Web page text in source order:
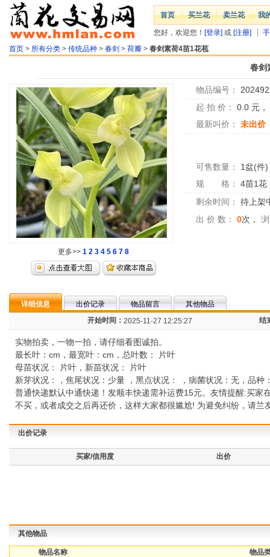
首页 买兰花 卖兰花 我
您好，欢迎您！ [登录] 或 [注册]
首页 > 所有分类 > 传统品种 > 春剑 > 荷瓣 > 春剑素荷4苗1花苞
春剑
更多>> 1 2 3 4 5 6 7 8
物品编号：
起 拍 价：
0.0 元，
最新叫价：
未出价
可售数量： 1盆(件)
规 格：
4苗1花
剩余时间：
待上架
出 价 数：
0次，
详细信息 出价记录 物品留言
其他物品
开始时间： 2025-11-27 12:25:27 结
实物拍卖，一物一拍，请仔细看图诚拍。
最长叶：cm，最宽叶：cm，总叶数： 片叶
母苗状况： 片叶，新苗状况： 片叶
新芽状况：，焦尾状况：少量 ，黑点状况： ，病菌状况：无，品种
普通快递默认中通快递！发顺丰快递需补运费15元。友情提醒:买
不买，或者成交之后再还价，这样大家都很尴尬! 为避免纠纷，请
出价记录
买家/信用度 出价
其他物品
物品名称
物品